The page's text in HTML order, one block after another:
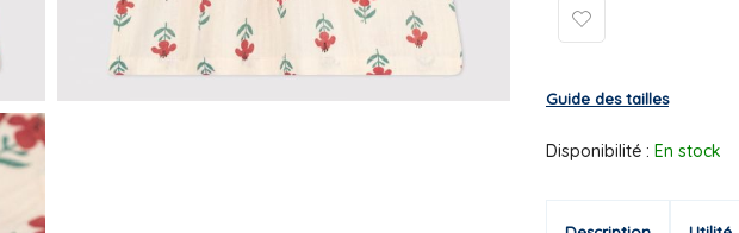
Guide des tailles
Disponibilité : En stock